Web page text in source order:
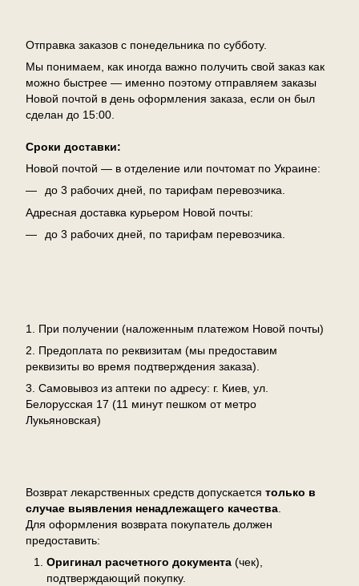
Отправка заказов с понедельника по субботу.
Мы понимаем, как иногда важно получить свой заказ как
можно быстрее — именно поэтому отправляем заказы
Новой почтой в день оформления заказа, если он был
сделан до 15:00.
Сроки доставки:
Новой почтой — в отделение или почтомат по Украине:
до 3 рабочих дней, по тарифам перевозчика.
Адресная доставка курьером Новой почты:
до 3 рабочих дней, по тарифам перевозчика.
1. При получении (наложенным платежом Новой почты)
2. Предоплата по реквизитам (мы предоставим
реквизиты во время подтверждения заказа).
3. Самовывоз из аптеки по адресу: г. Киев, ул.
Белорусская 17 (11 минут пешком от метро
Лукьяновская)
Возврат лекарственных средств допускается только в
случае выявления ненадлежащего качества.
Для оформления возврата покупатель должен
предоставить:
Оригинал расчетного документа (чек),
подтверждающий покупку.